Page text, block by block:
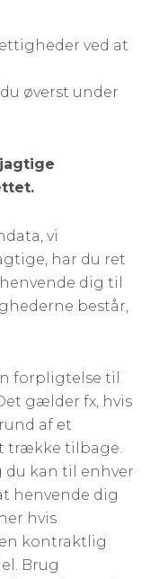
ved at
øverst under
vi
har du ret
dig til
består,
forpligtelse til
gælder fx, hvis
af et
trække tilbage.
du kan til enhver
henvende dig
hvis
kontraktlig
Brug